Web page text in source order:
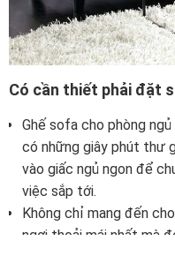
Có cần thiết phải đặt
Ghế sofa cho phòng
có những giây phút thư
vào giấc ngủ ngon để
việc sắp tới.
Không chỉ mang đến
ngơi thoải mái nhất mà